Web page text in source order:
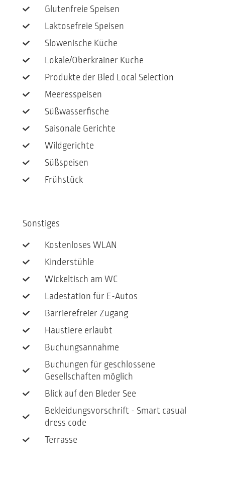
Glutenfreie Speisen
Laktosefreie Speisen
Slowenische Küche
Lokale/Oberkrainer Küche
Produkte der Bled Local Selection
Meeresspeisen
Süßwasserfische
Saisonale Gerichte
Wildgerichte
Süßspeisen
Frühstück
Sonstiges
Kostenloses WLAN
Kinderstühle
Wickeltisch am WC
Ladestation für E-Autos
Barrierefreier Zugang
Haustiere erlaubt
Buchungsannahme
Buchungen für geschlossene
Gesellschaften möglich
Blick auf den Bleder See
Bekleidungsvorschrift - Smart casual
dress code
Terrasse